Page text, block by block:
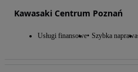
Kawasaki Centrum Poznań
Usługi finansowe Szybka naprawa